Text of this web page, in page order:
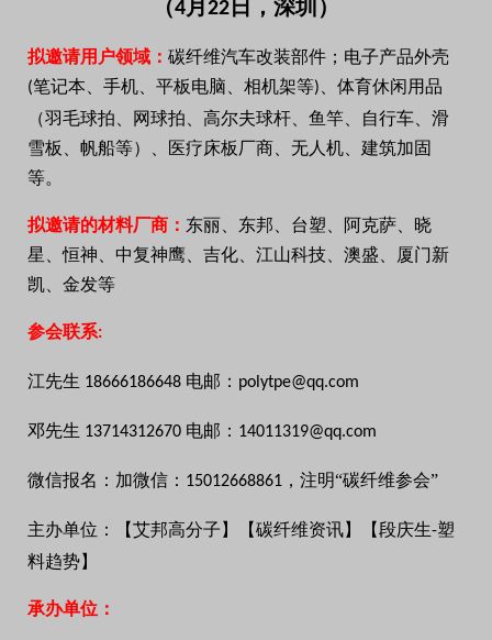
（4 月 22 日，深圳）
拟邀请用户领域： 碳纤维汽车改装部件；电子产品外壳
(笔记本、手机、平板电脑、相机架等) 、体育休闲用品
（羽毛球拍、网球拍、高尔夫球杆、鱼竿、自行车、滑
雪板、帆船等）、医疗床板厂商、无人机、建筑加固
等。
拟邀请的材料厂商： 东丽、东邦、台塑、阿克萨、晓
星、恒神、中复神鹰、吉化、江山科技、澳盛、厦门新
凯、金发等
参会联系:
江先生 18666186648 电邮： polytpe@qq.com
邓先生 13714312670 电邮： 14011319@qq.com
微信报名：加微信： 15012668861 ，注明“碳纤维参会”
主办单位：【艾邦高分子】【碳纤维资讯】【段庆生-塑
料趋势】
承办单位：